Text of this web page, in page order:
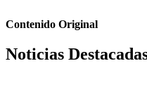
Contenido Original
Noticias